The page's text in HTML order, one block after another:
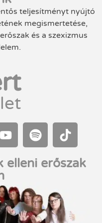
teljesítményt nyújtó
megismertetése,
és a szexizmus
elleni erőszak